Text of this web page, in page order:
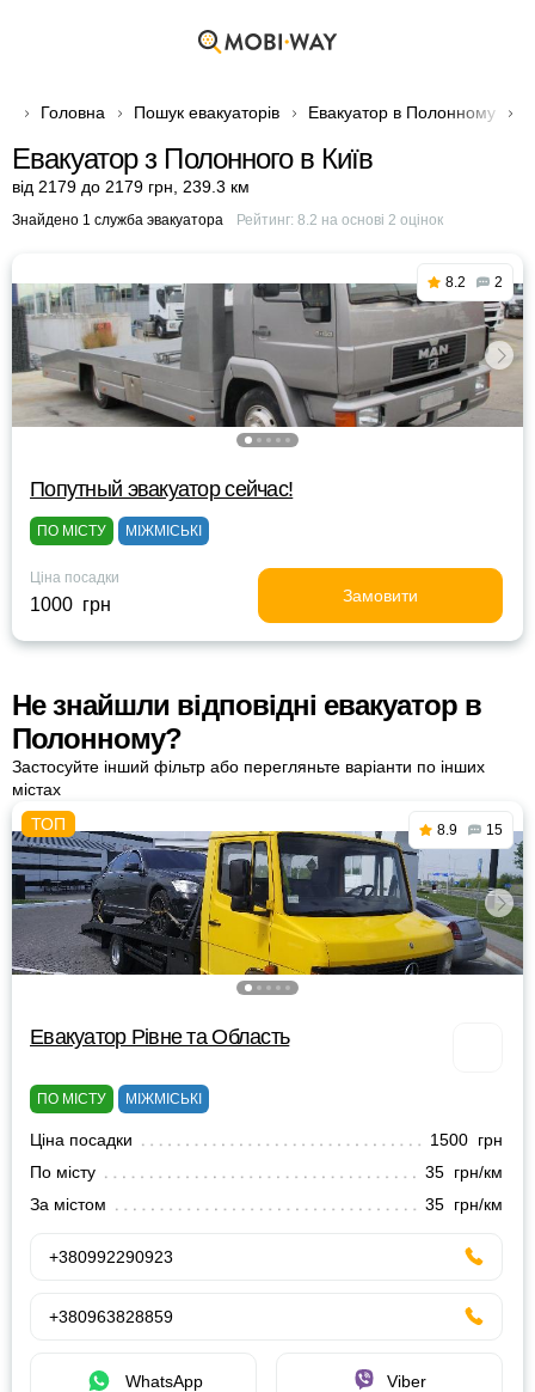
Головна Пошук евакуаторів Евакуатор в Полонному
Евакуатор з Полонного в Київ
від 2179 до 2179 грн 239.3 км
Знайдено 1 служба эвакуатора Рейтинг: 8.2 на основі 2 оцінок
8.2 2
Попутный эвакуатор сейчас!
ПО МІСТУ МІЖМІСЬКІ
Ціна посадки
1000 грн Замовити
Не знайшли відповідні евакуатор в
Полонному?
Застосуйте інший фільтр або перегляньте варіанти по інших
містах
8.9 15
Евакуатор Рівне та Область
ПО МІСТУ МІЖМІСЬКІ
Ціна посадки
1500 грн
По місту
35 грн/км
За містом
35 грн/км
+380992290923
+380963828859
WhatsApp Viber